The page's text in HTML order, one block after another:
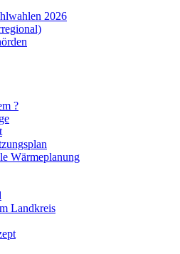
2026
?
Wärmeplanung
Landkreis